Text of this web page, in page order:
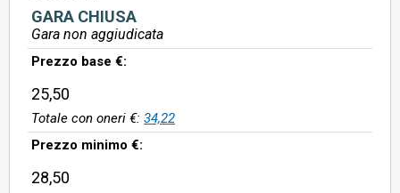
GARA CHIUSA
Gara non aggiudicata
Prezzo base €:
25,50
Totale con oneri €: 34,22
Prezzo minimo €:
28,50